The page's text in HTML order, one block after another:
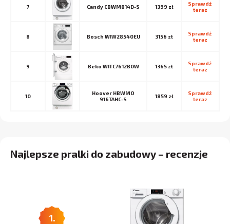
7 Candy CBWM814D-S 1399 zł
Sprawdź
teraz
8 Bosch WIW28540EU 3156 zł
Sprawdź
teraz
9 Beko WITC7612B0W 1365 zł
Sprawdź
teraz
10
Hoover HBWMO
916TAHC-S
1859 zł
Sprawdź
teraz
Najlepsze pralki do zabudowy – recenzje
1.